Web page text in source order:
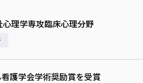
心理学専攻臨床心理分野
護学会学術奨励賞を受賞